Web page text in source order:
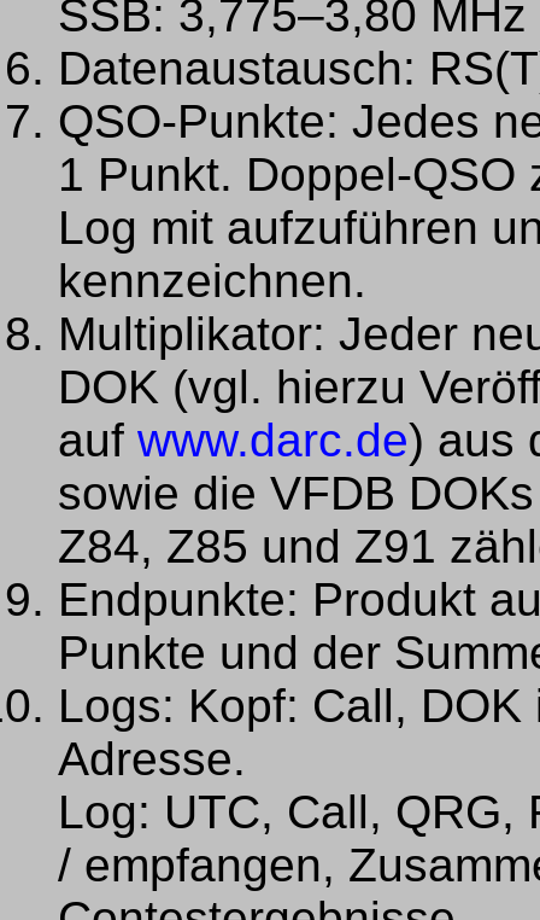
SSB: 3,775–3,80 MHz
Datenaustausch:
QSO-Punkte: Jedes
1 Punkt. Doppel-
Log mit aufzuführen
kennzeichnen.
Multiplikator: Jeder
DOK (vgl. hierzu
auf www.darc.de) aus
sowie die VFDB
Z84, Z85 und Z91
Endpunkte: Produkt
Punkte und der
Logs: Kopf: Call,
Adresse.
Log: UTC, Call, QRG,
/ empfangen,